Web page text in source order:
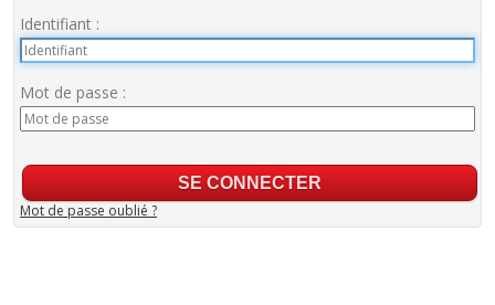
Identifiant :
Mot de passe :
Mot de passe oublié ?